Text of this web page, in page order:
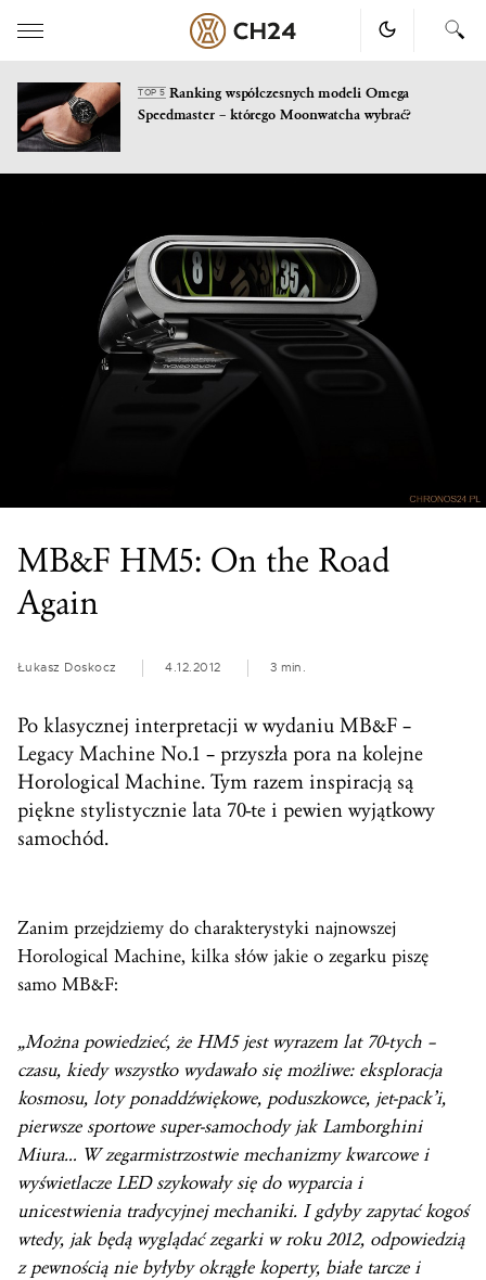
TOP 5Ranking współczesnych modeli Omega
Speedmaster – którego Moonwatcha wybrać?
MB&F HM5: On the Road
Again
Łukasz Doskocz 4.12.2012 3 min.
Po klasycznej interpretacji w wydaniu MB&F –
Legacy Machine No.1 – przyszła pora na kolejne
Horological Machine. Tym razem inspiracją są
piękne stylistycznie lata 70-te i pewien wyjątkowy
samochód.
Zanim przejdziemy do charakterystyki najnowszej
Horological Machine, kilka słów jakie o zegarku piszę
samo MB&F:
„Można powiedzieć, że HM5 jest wyrazem lat 70-tych –
czasu, kiedy wszystko wydawało się możliwe: eksploracja
kosmosu, loty ponaddźwiękowe, poduszkowce, jet-pack’i,
pierwsze sportowe super-samochody jak Lamborghini
Miura… W zegarmistrzostwie mechanizmy kwarcowe i
wyświetlacze LED szykowały się do wyparcia i
unicestwienia tradycyjnej mechaniki. I gdyby zapytać kogoś
wtedy, jak będą wyglądać zegarki w roku 2012, odpowiedzią
z pewnością nie byłyby okrągłe koperty, białe tarcze i